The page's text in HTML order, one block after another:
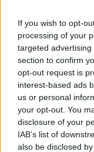
If you wish to opt-
processing of your
targeted
section to confirm
opt-out request is
interest-based ads
us or personal
your opt-out. You
disclosure of your
IAB’s list of
also be disclosed
Repères